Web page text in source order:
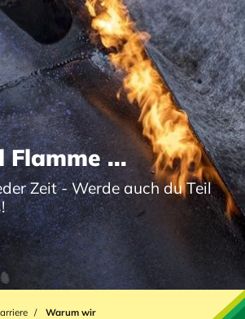
Flamme ...
Zeit - Werde auch du Teil
Warum wir